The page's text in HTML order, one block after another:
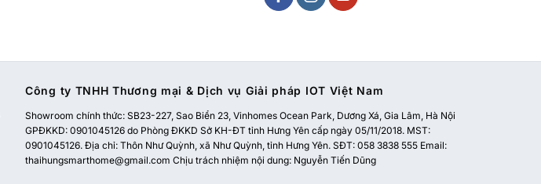
Công ty TNHH Thương mại & Dịch vụ Giải pháp IOT Việt Nam
Showroom chính thức: SB23-227, Sao Biển 23, Vinhomes Ocean Park, Dương Xá, Gia Lâm, Hà Nội
GPĐKKD: 0901045126 do Phòng ĐKKD Sở KH-ĐT tỉnh Hưng Yên cấp ngày 05/11/2018. MST:
0901045126. Địa chỉ: Thôn Như Quỳnh, xã Như Quỳnh, tỉnh Hưng Yên. SĐT: 058 3838 555 Email:
thaihungsmarthome@gmail.com Chịu trách nhiệm nội dung: Nguyễn Tiến Dũng